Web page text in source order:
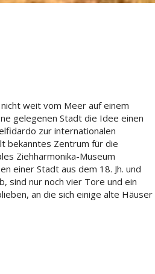
weit vom Meer auf einem
gelegenen Stadt die Idee einen
zur internationalen
bekanntes Zentrum für die
Ziehharmonika-Museum
einer Stadt aus dem 18. Jh. und
sind nur noch vier Tore und ein
an die sich einige alte Häuser